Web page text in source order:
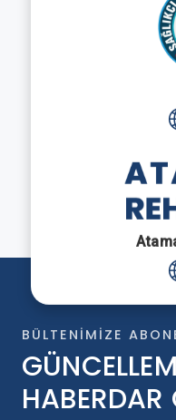
BÜLTENIMIZE
HABERDAR